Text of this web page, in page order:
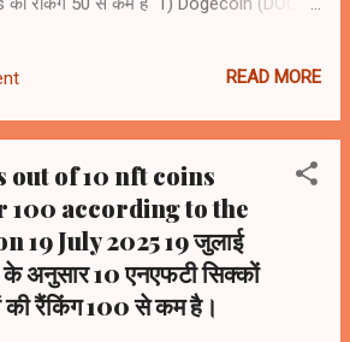
READ MORE
out of 10 nft coins
according to the
19 July 2025 19 जुलाई
अनुसार 10 एनएफटी सिक्कों
रैंकिंग 100 से कम है।